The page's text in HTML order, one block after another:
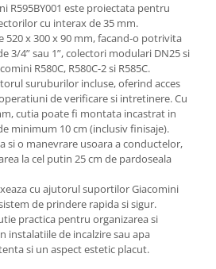
R595BY001 este proiectata pentru
cu interax de 35 mm.
520 x 300 x 90 mm, facand-o potrivita
3/4” sau 1”, colectori modulari DN25 si
R580C, R580C-2 si R585C.
suruburilor incluse, oferind acces
de verificare si intretinere. Cu
cutia poate fi montata incastrat in
minimum 10 cm (inclusiv finisaje).
si o manevrare usoara a conductelor,
la cel putin 25 cm de pardoseala
cu ajutorul suportilor Giacomini
de prindere rapida si sigur.
practica pentru organizarea si
instalatiile de incalzire sau apa
si un aspect estetic placut.